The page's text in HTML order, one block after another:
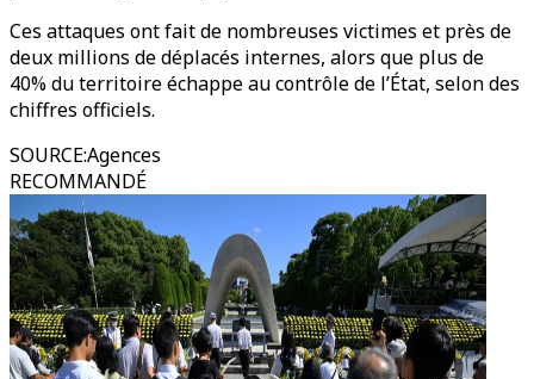
Ces attaques ont fait de nombreuses victimes et près de
deux millions de déplacés internes, alors que plus de
40% du territoire échappe au contrôle de l’État, selon des
chiffres officiels.
SOURCE:Agences
RECOMMANDÉ